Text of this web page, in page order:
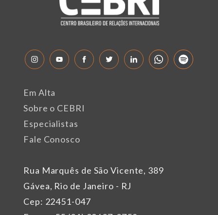
Rua Marquês de São Vicente, 389
Gávea, Rio de Janeiro - RJ
Cep: 22451-047
Em Alta
Sobre o CEBRI
Especialistas
Fale Conosco